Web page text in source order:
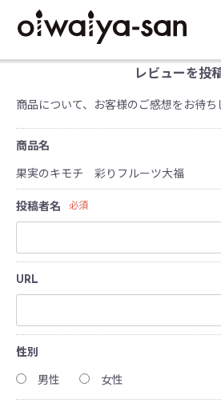
レビューを投
商品について、お客様のご感想をお待ち
商品名
果実のキモチ 彩りフルーツ大福
投稿者名 必須
URL
性別
男性 女性